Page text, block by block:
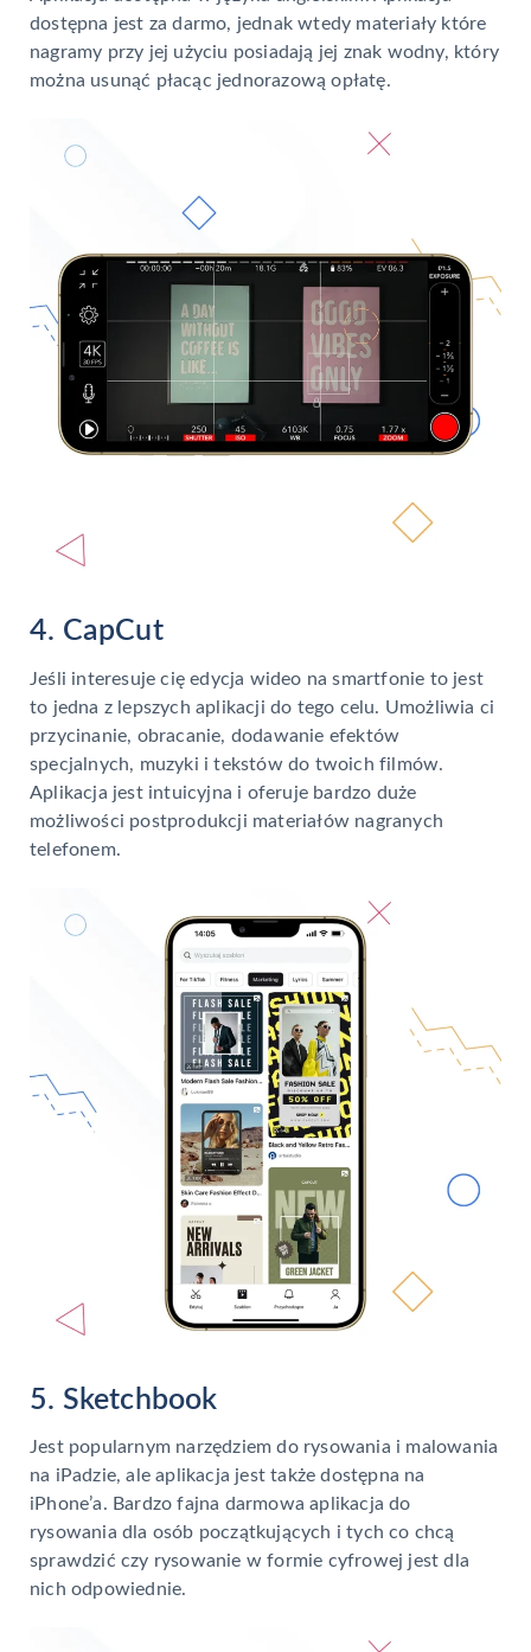
dostępna jest za darmo, jednak wtedy materiały które
nagramy przy jej użyciu posiadają jej znak wodny, który
można usunąć płacąc jednorazową opłatę.
4. CapCut
Jeśli interesuje cię edycja wideo na smartfonie to jest
to jedna z lepszych aplikacji do tego celu. Umożliwia ci
przycinanie, obracanie, dodawanie efektów
specjalnych, muzyki i tekstów do twoich filmów.
Aplikacja jest intuicyjna i oferuje bardzo duże
możliwości postprodukcji materiałów nagranych
telefonem.
5. Sketchbook
Jest popularnym narzędziem do rysowania i malowania
na iPadzie, ale aplikacja jest także dostępna na
iPhone’a. Bardzo fajna darmowa aplikacja do
rysowania dla osób początkujących i tych co chcą
sprawdzić czy rysowanie w formie cyfrowej jest dla
nich odpowiednie.